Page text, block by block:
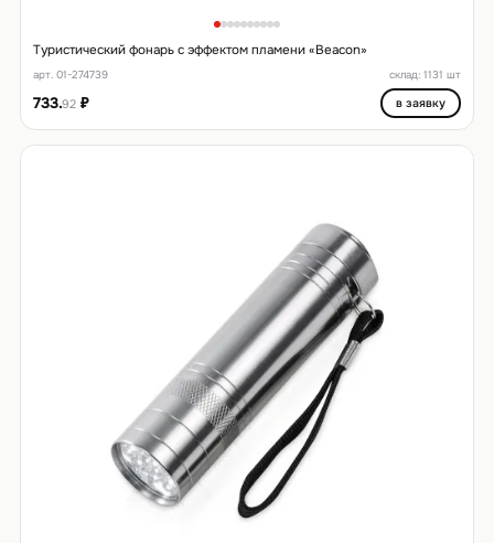
Туристический фонарь с эффектом пламени «Beacon»
арт. 01-274739 склад: 1131 шт
733.92₽ в заявку